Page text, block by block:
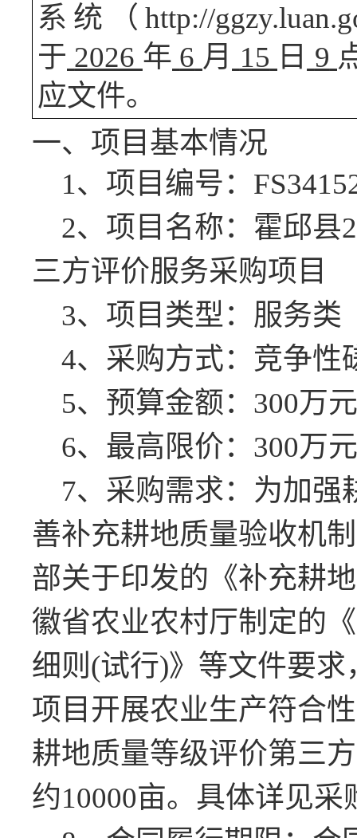
系统（ http://
于 2026 年 6 月 15 日 9
应文件。
一、项目基本情况
1、项目编号：
2、项目名称：霍邱县
三方评价服务采购项目
3、项目类型：服务类
4、采购方式：竞争性
5、预算金额： 300万
6、最高限价： 300万
7、采购需求：为加强
善补充耕地质量验收机
部关于印发的《补充耕
徽省农业农村厅制定的
细则(试行)》等文件要
项目开展农业生产符合
耕地质量等级评价第三
约10000亩。 具体详见采